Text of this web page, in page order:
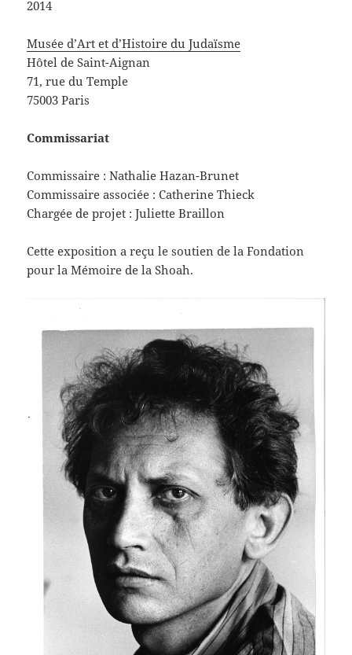
2014
Musée d’Art et d’Histoire du Judaïsme
Hôtel de Saint-Aignan
71, rue du Temple
75003 Paris
Commissariat
Commissaire : Nathalie Hazan-Brunet
Commissaire associée : Catherine Thieck
Chargée de projet : Juliette Braillon
Cette exposition a reçu le soutien de la Fondation
pour la Mémoire de la Shoah.